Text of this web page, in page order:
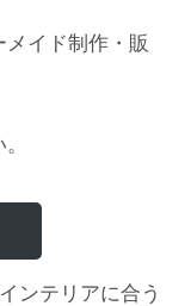
イド制作・販
ンテリアに合う